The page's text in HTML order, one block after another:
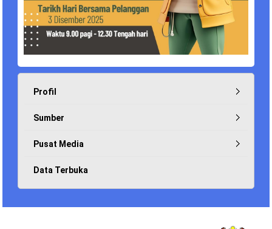
Profil
Sumber
Pusat Media
Data Terbuka